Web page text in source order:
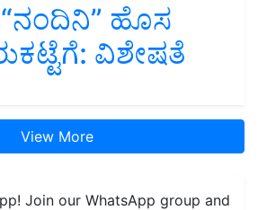
ಹೊಸ
ವಿಶೇಷತೆ
View More
Join our WhatsApp group and